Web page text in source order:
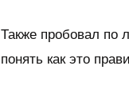
Также пробовал по
понять как это